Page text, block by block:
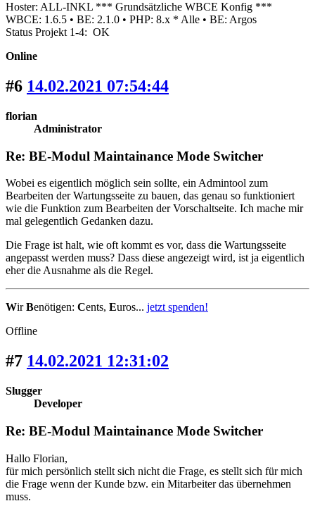
Hoster: ALL-INKL *** Grundsätzliche WBCE Konfig ***
WBCE: 1.6.5 • BE: 2.1.0 • PHP: 8.x * Alle • BE: Argos
Status Projekt 1-4: OK
Online
#6 14.02.2021 07:54:44
florian
Administrator
Re: BE-Modul Maintainance Mode Switcher
Wobei es eigentlich möglich sein sollte, ein Admintool zum
Bearbeiten der Wartungsseite zu bauen, das genau so funktioniert
wie die Funktion zum Bearbeiten der Vorschaltseite. Ich mache mir
mal gelegentlich Gedanken dazu.
Die Frage ist halt, wie oft kommt es vor, dass die Wartungsseite
angepasst werden muss? Dass diese angezeigt wird, ist ja eigentlich
eher die Ausnahme als die Regel.
WirBenötigen: Cents, Euros... jetzt spenden!
Offline
#7 14.02.2021 12:31:02
Slugger
Developer
Re: BE-Modul Maintainance Mode Switcher
Hallo Florian,
für mich persönlich stellt sich nicht die Frage, es stellt sich für mich
die Frage wenn der Kunde bzw. ein Mitarbeiter das übernehmen
muss.